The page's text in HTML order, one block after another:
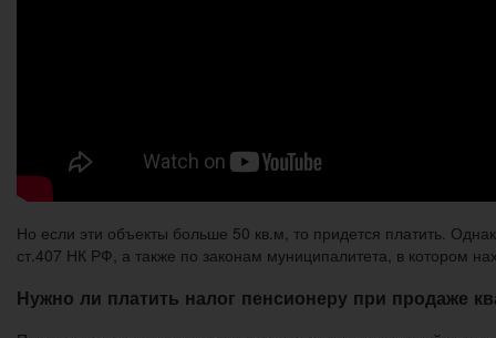
Но если эти объекты больше 50 кв.м, то придется платить.
ст.407 НК РФ, а также по законам муниципалитета, в котором
Нужно ли платить налог пенсионеру при продаже